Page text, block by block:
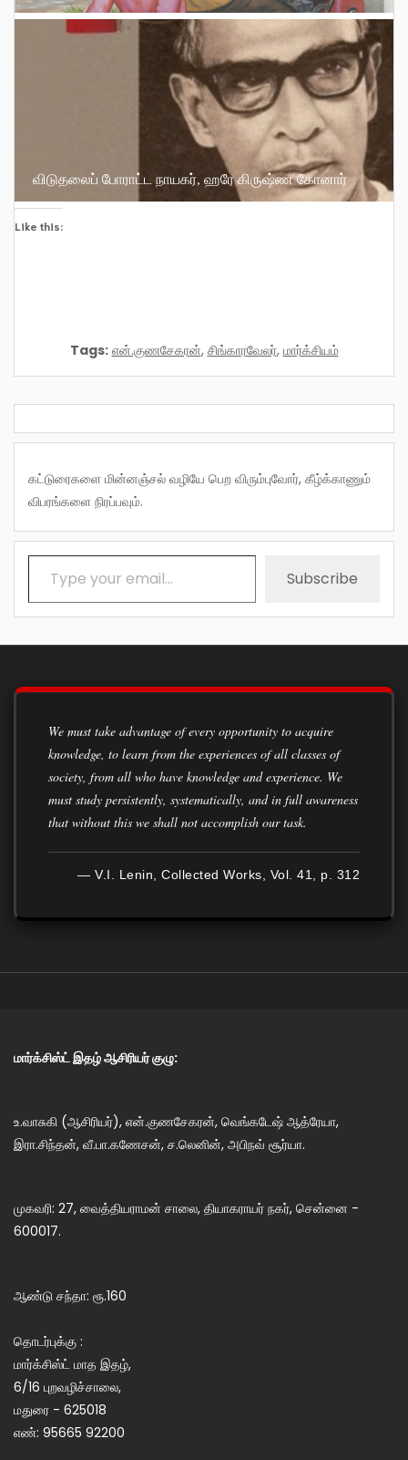
விடுதலைப் போராட்ட நாயகர், ஹரே கிருஷ்ண கோனார்
Like this:
Tags: என்.குணசேகரன், சிங்காரவேலர், மார்க்சியம்
கட்டுரைகளை மின்னஞ்சல் வழியே பெற விரும்புவோர், கீழ்க்காணும்
விபரங்களை நிரப்பவும்.
Type your email…
Subscribe
We must take advantage of every opportunity to acquire
knowledge, to learn from the experiences of all classes of
society, from all who have knowledge and experience. We
must study persistently, systematically, and in full awareness
that without this we shall not accomplish our task.
— V.I. Lenin, Collected Works, Vol. 41, p. 312
மார்க்சிஸ்ட் இதழ் ஆசிரியர் குழு:
உ.வாசுகி (ஆசிரியர்), என்.குணசேகரன், வெங்கடேஷ் ஆத்ரேயா,
இரா.சிந்தன், வீ.பா.கணேசன், ச.லெனின், அபிநவ் சூர்யா.
முகவரி: 27, வைத்தியராமன் சாலை, தியாகராயர் நகர், சென்னை -
600017.
ஆண்டு சந்தா: ரூ.160
தொடர்புக்கு :
மார்க்சிஸ்ட் மாத இதழ்,
6/16 புறவழிச்சாலை,
மதுரை - 625018
எண்: 95665 92200